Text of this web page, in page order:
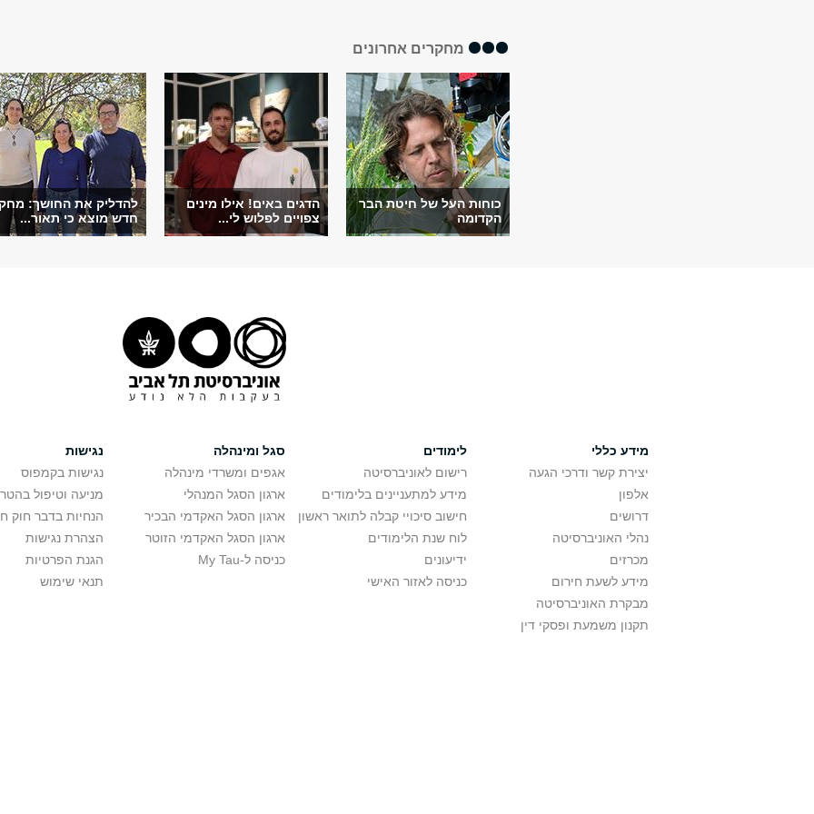
מחקרים אחרונים
כוחות העל של חיטת הבר
הקדומה
הדגים באים! אילו מינים
צפויים לפלוש לי...
להדליק את החושך:
חדש מוצא כי תאור...
מידע כללי
יצירת קשר ודרכי הגעה
אלפון
דרושים
נהלי האוניברסיטה
מכרזים
מידע לשעת חירום
מבקרת האוניברסיטה
תקנון משמעת ופסקי דין
לימודים
רישום לאוניברסיטה
מידע למתעניינים בלימודים
חישוב סיכויי קבלה לתואר ראשון
לוח שנת הלימודים
ידיעונים
כניסה לאזור האישי
סגל ומינהלה
אגפים ומשרדי מינהלה
ארגון הסגל המנהלי
ארגון הסגל האקדמי הבכיר
ארגון הסגל האקדמי הזוטר
כניסה ל-My Tau
נגישות
נגישות בקמפוס
מניעה וטיפול
הנחיות בדבר חוק
הצהרת נגישות
הגנת הפרטיות
תנאי שימוש